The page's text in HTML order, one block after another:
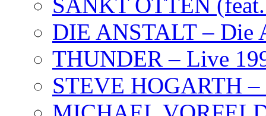
SANKT OTTEN
DIE ANSTALT – Die
THUNDER – Live
STEVE HOGARTH –